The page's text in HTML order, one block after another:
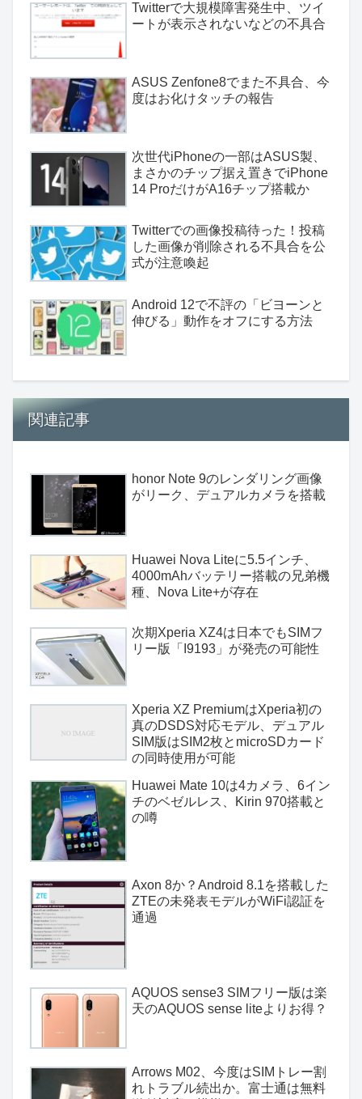
Twitterで大規模障害発生中、ツイ
ートが表示されないなどの不具合
ASUS Zenfone8でまた不具合、今
度はお化けタッチの報告
次世代iPhoneの一部はASUS製、
まさかのチップ据え置きでiPhone
14 ProだけがA16チップ搭載か
Twitterでの画像投稿待った！投稿
した画像が削除される不具合を公
式が注意喚起
Android 12で不評の「ビヨーンと
伸びる」動作をオフにする方法
関連記事
honor Note 9のレンダリング画像
がリーク、デュアルカメラを搭載
Huawei Nova Liteに5.5インチ、
4000mAhバッテリー搭載の兄弟機
種、Nova Lite+が存在
次期Xperia XZ4は日本でもSIMフ
リー版「I9193」が発売の可能性
Xperia XZ PremiumはXperia初の
真のDSDS対応モデル、デュアル
SIM版はSIM2枚とmicroSDカード
の同時使用が可能
Huawei Mate 10は4カメラ、6イン
チのベゼルレス、Kirin 970搭載と
の噂
Axon 8か？Android 8.1を搭載した
ZTEの未発表モデルがWiFi認証を
通過
AQUOS sense3 SIMフリー版は楽
天のAQUOS sense liteよりお得？
Arrows M02、今度はSIMトレー割
れトラブル続出か。富士通は無料